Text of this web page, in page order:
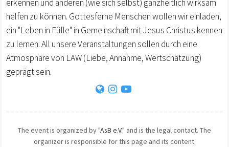
erkennen und anderen (wie sich selbst) ganzheitlich wirksam
helfen zu können. Gottesferne Menschen wollen wir einladen,
ein "Leben in Fülle" in Gemeinschaft mit Jesus Christus kennen
zu lernen. All unsere Veranstaltungen sollen durch eine
Atmosphäre von LAW (Liebe, Annahme, Wertschätzung)
geprägt sein.
The event is organized by"AsB e.V." and is the legal contact. The
organizer is responsible for this page and its content.